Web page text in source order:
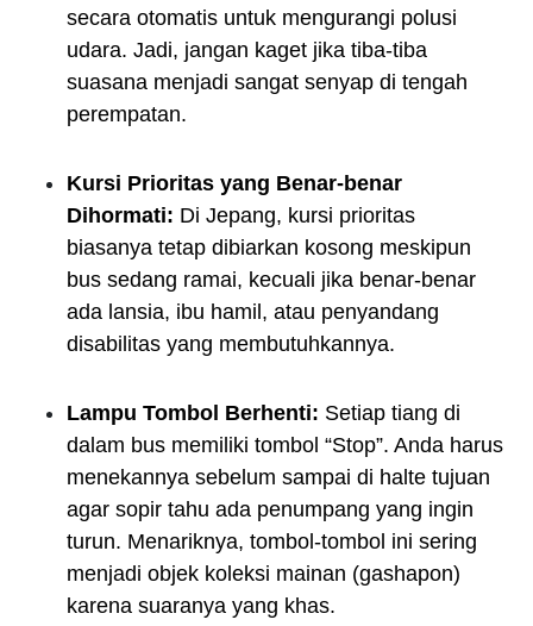
secara otomatis untuk mengurangi polusi
udara. Jadi, jangan kaget jika tiba-tiba
suasana menjadi sangat senyap di tengah
perempatan.
Kursi Prioritas yang Benar-benar
Dihormati: Di Jepang, kursi prioritas
biasanya tetap dibiarkan kosong meskipun
bus sedang ramai, kecuali jika benar-benar
ada lansia, ibu hamil, atau penyandang
disabilitas yang membutuhkannya.
Lampu Tombol Berhenti: Setiap tiang di
dalam bus memiliki tombol “Stop”. Anda harus
menekannya sebelum sampai di halte tujuan
agar sopir tahu ada penumpang yang ingin
turun. Menariknya, tombol-tombol ini sering
menjadi objek koleksi mainan (gashapon)
karena suaranya yang khas.